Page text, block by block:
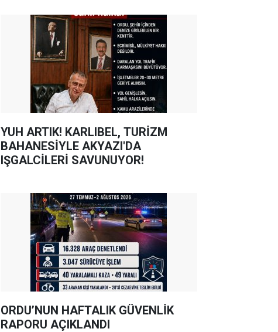
YUH ARTIK! KARLIBEL, TURİZM
BAHANESİYLE AKYAZI'DA
IŞGALCİLERİ SAVUNUYOR!
ORDU’NUN HAFTALIK GÜVENLİK
RAPORU AÇIKLANDI